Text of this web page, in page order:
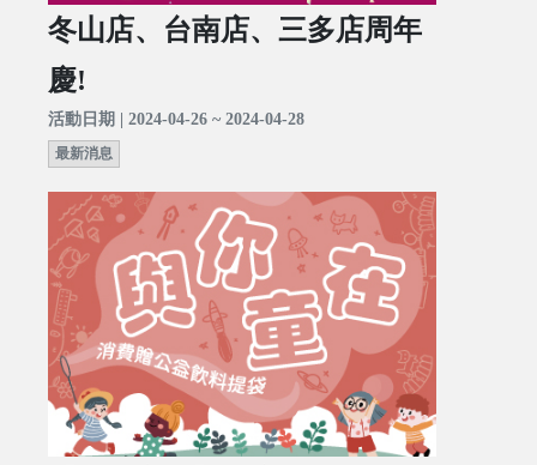
冬山店、台南店、三多店周年
慶!
活動日期 | 2024-04-26 ~ 2024-04-28
最新消息